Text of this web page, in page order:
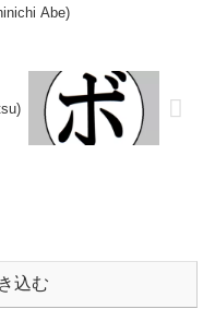
Abe)
込む